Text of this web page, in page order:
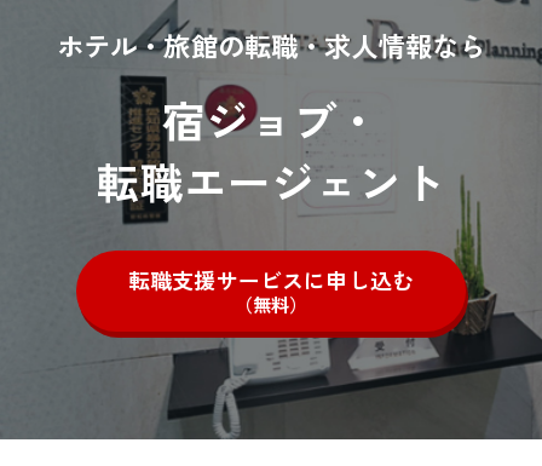
ホテル・旅館の転職・求人情報なら
宿ジョブ・
転職エージェント
転職支援サービスに申し込む
（無料）